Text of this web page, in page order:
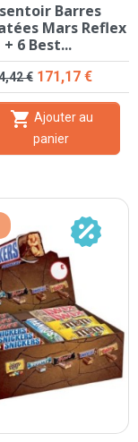
Barres
Mars Reflex
+ 6 Best...
de base
€ Prix
171,17 €

panier